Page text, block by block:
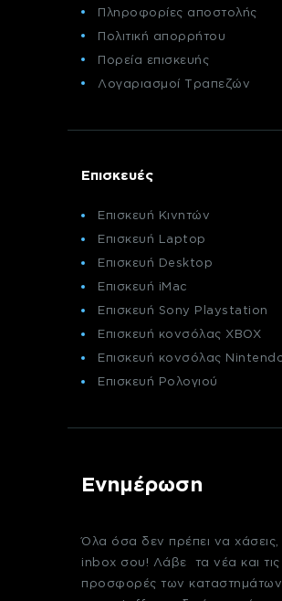
Πληροφορίες αποστολής
Πολιτική απορρήτου
Πορεία επισκευής
Λογαριασμοί Τραπεζών
Επισκευές
Επισκευή Κινητών
Επισκευή Laptop
Επισκευή Desktop
Επισκευή iMac
Επισκευή Sony Playstation
Επισκευή κονσόλας XBOX
Επισκευή κονσόλας
Επισκευή Ρολογιού
Ενημέρωση
Όλα όσα δεν πρέπει να χάσεις,
inbox σου! Λάβε τα νέα και τις
προσφορές των